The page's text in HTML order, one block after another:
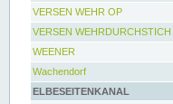
VERSEN WEHR OP
VERSEN WEHRDURCHSTICH
WEENER
Wachendorf
ELBESEITENKANAL